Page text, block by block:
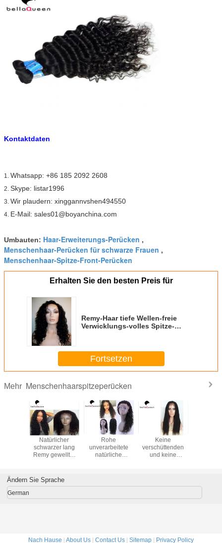
Kontaktdaten
1. Whatsapp: +86 185 2092 2608
2. Skype: listar1996
3. Wir plaudern: xinggannvshen494550
4. E-Mail: sales01@boyanchina.com
Umbauten: Haar-Erweiterungs-Perücken ,
Menschenhaar-Perücken für schwarze Frauen ,
Menschenhaar-Spitze-Front-Perücken
Erhalten Sie den besten Preis für
Remy-Haar tiefe Wellen-freie
Verwicklungs-volles Spitze-
Fortsetzen
Mehr Menschenhaarspitzeperücken
der
Natürlicher
schwarzer lang
Remy gewellter
Menschenhaar-
Spitze-Perücken-
Rohe
unverarbeitete
natürliche
Spitze-Perücken,
Länge
Keine
verschüttenden
und keine
Menschenhaar-
Perücken
Ändern Sie Sprache
German
Nach Hause About Us Contact Us Sitemap Privacy Policy